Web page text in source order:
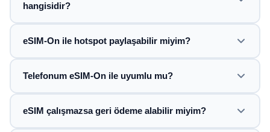
hangisidir?
eSIM-On ile hotspot paylaşabilir miyim?
Telefonum eSIM-On ile uyumlu mu?
eSIM çalışmazsa geri ödeme alabilir miyim?